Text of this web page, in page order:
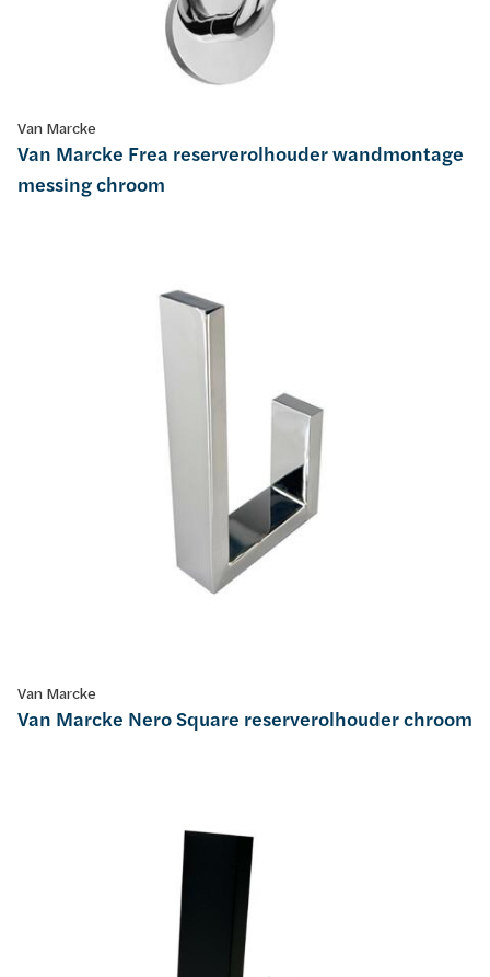
Van Marcke
Van Marcke Frea reserverolhouder wandmontage
messing chroom
Van Marcke
Van Marcke Nero Square reserverolhouder chroom